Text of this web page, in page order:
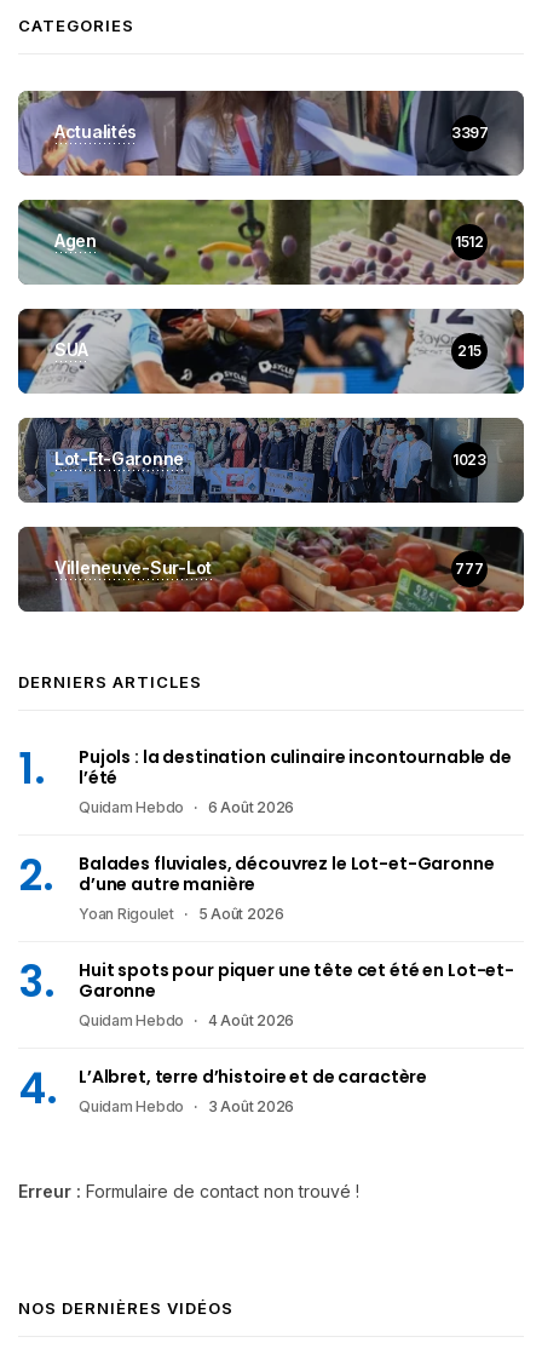
CATEGORIES
Actualités 3397
Agen 1512
SUA 215
Lot-Et-Garonne 1023
Villeneuve-Sur-Lot 777
DERNIERS ARTICLES
Pujols : la destination culinaire incontournable de
l’été
Quidam Hebdo 6 Août 2026
Balades fluviales, découvrez le Lot-et-Garonne
d’une autre manière
Yoan Rigoulet 5 Août 2026
Huit spots pour piquer une tête cet été en Lot-et-
Garonne
Quidam Hebdo 4 Août 2026
L’Albret, terre d’histoire et de caractère
Quidam Hebdo 3 Août 2026
Erreur : Formulaire de contact non trouvé !
NOS DERNIÈRES VIDÉOS